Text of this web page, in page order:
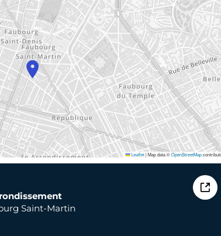
Leaflet |Map data ©OpenStreetMap
Saint-Martin